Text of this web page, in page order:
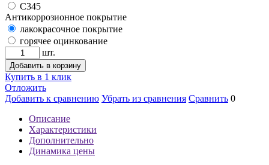
С345
Антикоррозионное покрытие
лакокрасочное покрытие
горячее оцинкование
шт.
Добавить в корзину
Купить в 1 клик
Отложить
Добавить к сравнению Убрать из сравнения Сравнить 0
Описание
Характеристики
Дополнительно
Динамика цены